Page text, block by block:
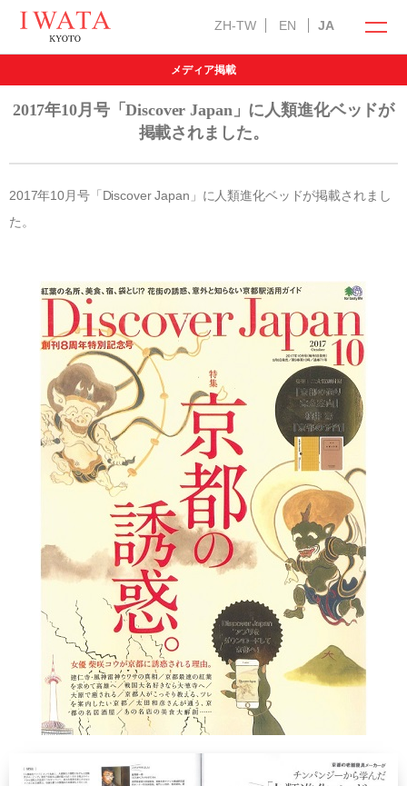
イワタの商品 オンラインショップ
自然素材の国産オーダー寝具
選び抜いた自然素材
「安心安全」の品質
世界に誇る清潔度
有害物質の検査
四季を快眠するアドバイス
ご愛用者さまの声
お手入れ方法
メンテナンス・サービス
羽毛ふとんお仕立て直し
UMO®アップグレード・サービス
寝具のお仕立て直し
お手入れ・お取り扱いについて
インフォメーション
ハナカイジチ
2026年07月28日
イワタニュース
メディア情報
イベント
ふるさと納税
Facebook
イワタについて
ショップ情報
メディア掲載
2017年10月号「Discover Japan」に人類進化ベッドが
掲載されました。
2017年10月号「Discover Japan」に人類進化ベッドが掲載されまし
た。
ZH-TW EN JA